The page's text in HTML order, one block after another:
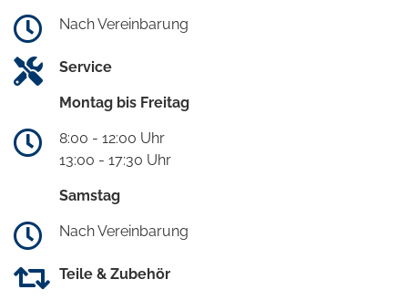
Nach Vereinbarung
Service
Montag bis Freitag
8:00 - 12:00 Uhr
13:00 - 17:30 Uhr
Samstag
Nach Vereinbarung
Teile & Zubehör